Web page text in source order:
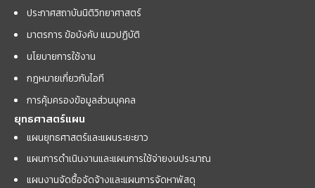
ประกาศสถาบันนิติวิทยาศาสตร์
มาตรการ ข้อบังคับ แนวปฏิบัติ
นโยบายการใช้งาน
กฎหมายเกี่ยวกับไอที
การคุ้มครองข้อมูลส่วนบุคคล
ยุทธศาสตร์แผน
แผนยุทธศาสตร์และแผนระยะยาว
แผนการดำเนินงานและแผนการใช้จ่ายงบประมาณ
แผนงานจัดซื้อจัดจ้างและแผนการจัดหาพัสดุ